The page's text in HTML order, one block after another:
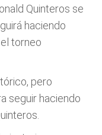
Quinteros se
haciendo
torneo
pero
seguir haciendo